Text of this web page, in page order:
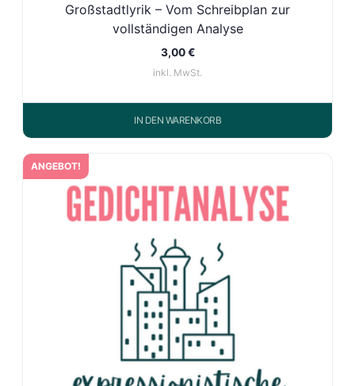
Großstadtlyrik – Vom Schreibplan zur
vollständigen Analyse
3,00€
inkl. MwSt.
IN DEN WARENKORB
ANGEBOT!